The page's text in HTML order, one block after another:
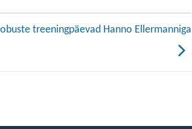
treeningpäevad Hanno Ellermanniga